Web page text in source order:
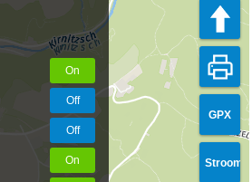
GPX
Stroom